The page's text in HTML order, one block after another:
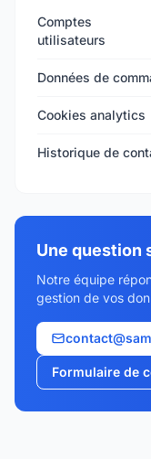
Comptes
utilisateurs
Données de
Cookies analytics
Historique de
Une question
Notre équipe
gestion de vos
Formulaire de